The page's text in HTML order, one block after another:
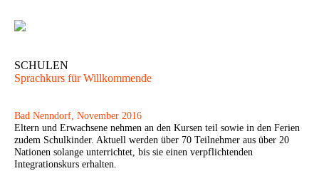
SCHULEN
Sprachkurs für Willkommende
Bad Nenndorf, November 2016
Eltern und Erwachsene nehmen an den Kursen teil sowie in den Ferien
zudem Schulkinder. Aktuell werden über 70 Teilnehmer aus über 20
Nationen solange unterrichtet, bis sie einen verpflichtenden
Integrationskurs erhalten.